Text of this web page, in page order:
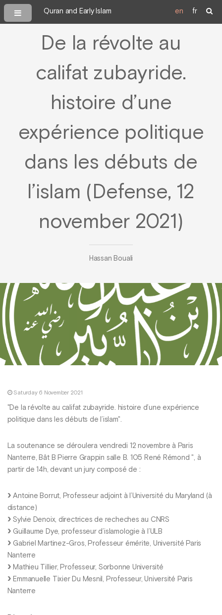
Quran and Early Islam en fr
De la révolte au
califat zubayride.
histoire d’une
expérience politique
dans les débuts de
l’islam (Defense, 12
november 2021)
Hassan Bouali
Saturday 6 November 2021
"De la révolte au califat zubayride. histoire d’une expérience
politique dans les débuts de l’islam".
La soutenance se déroulera vendredi 12 novembre à Paris
Nanterre, Bât B Pierre Grappin salle B. 105 René Rémond ", à
partir de 14h, devant un jury composé de :
Antoine Borrut, Professeur adjoint à l’Université du Maryland (à
distance)
Sylvie Denoix, directrices de recheches au CNRS
Guillaume Dye, professeur d’islamologie à l’ULB
Gabriel Martinez-Gros, Professeur émérite, Université Paris
Nanterre
Mathieu Tillier, Professeur, Sorbonne Université
Emmanuelle Tixier Du Mesnil, Professeur, Université Paris
Nanterre